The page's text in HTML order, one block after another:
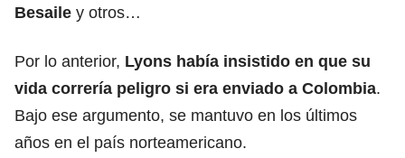
Besaile y otros…
Por lo anterior, Lyons había insistido en que su
vida correría peligro si era enviado a Colombia.
Bajo ese argumento, se mantuvo en los últimos
años en el país norteamericano.